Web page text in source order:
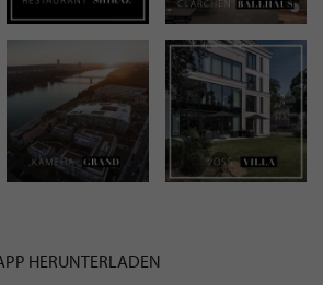
HERUNTERLADEN